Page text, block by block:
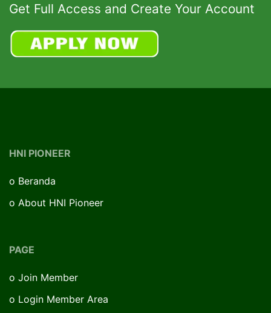
Get Full Access and Create Your Account
HNI PIONEER
o Beranda
o About HNI Pioneer
PAGE
o Join Member
o Login Member Area